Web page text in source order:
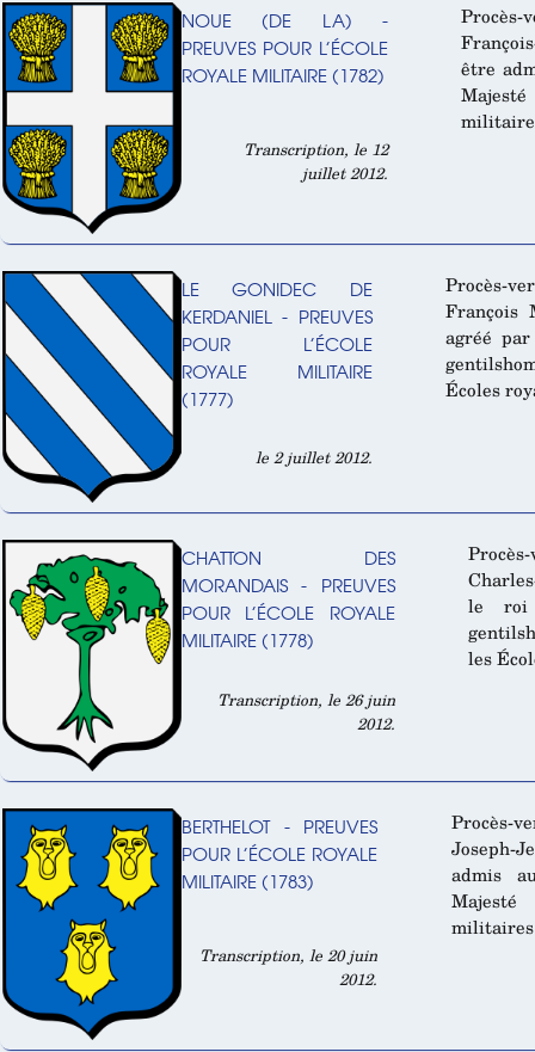
NOUE (DE LA) -
PREUVES POUR L’ÉCOLE
ROYALE MILITAIRE (1782)
Transcription, le 12
juillet 2012.
être
LE GONIDEC DE
KERDANIEL - PREUVES
POUR L’ÉCOLE
ROYALE MILITAIRE
(1777)
le 2 juillet 2012.
Procès-
François
agréé
Écoles
CHATTON DES
MORANDAIS - PREUVES
POUR L’ÉCOLE ROYALE
MILITAIRE (1778)
Transcription, le 26 juin
2012.
le roi
les
BERTHELOT - PREUVES
POUR L’ÉCOLE ROYALE
MILITAIRE (1783)
Transcription, le 20 juin
2012.
Procès-
Joseph-
admis